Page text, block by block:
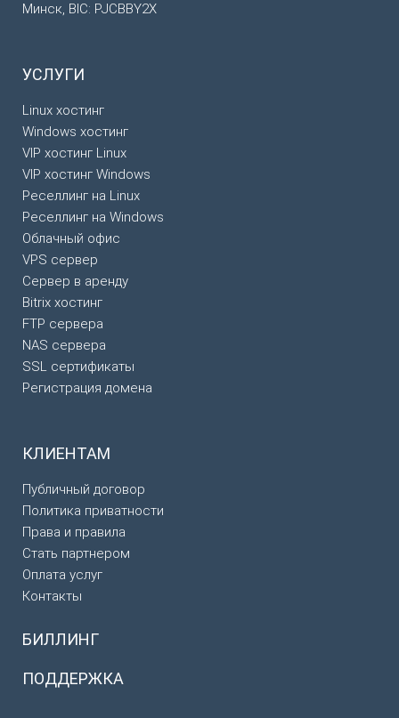
Минск, BIC: PJCBBY2X
УСЛУГИ
Linux хостинг
Windows хостинг
VIP хостинг Linux
VIP хостинг Windows
Реселлинг на Linux
Реселлинг на Windows
Облачный офис
VPS сервер
Сервер в аренду
Bitrix хостинг
FTP сервера
NAS сервера
SSL сертификаты
Регистрация домена
КЛИЕНТАМ
Публичный договор
Политика приватности
Права и правила
Стать партнером
Оплата услуг
Контакты
БИЛЛИНГ
ПОДДЕРЖКА